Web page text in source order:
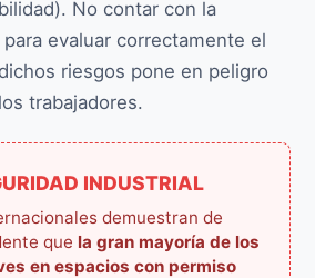
No contar con la
evaluar correctamente el
riesgos pone en peligro
trabajadores.
INDUSTRIAL
demuestran de
que la gran mayoría de los
en espacios con permiso